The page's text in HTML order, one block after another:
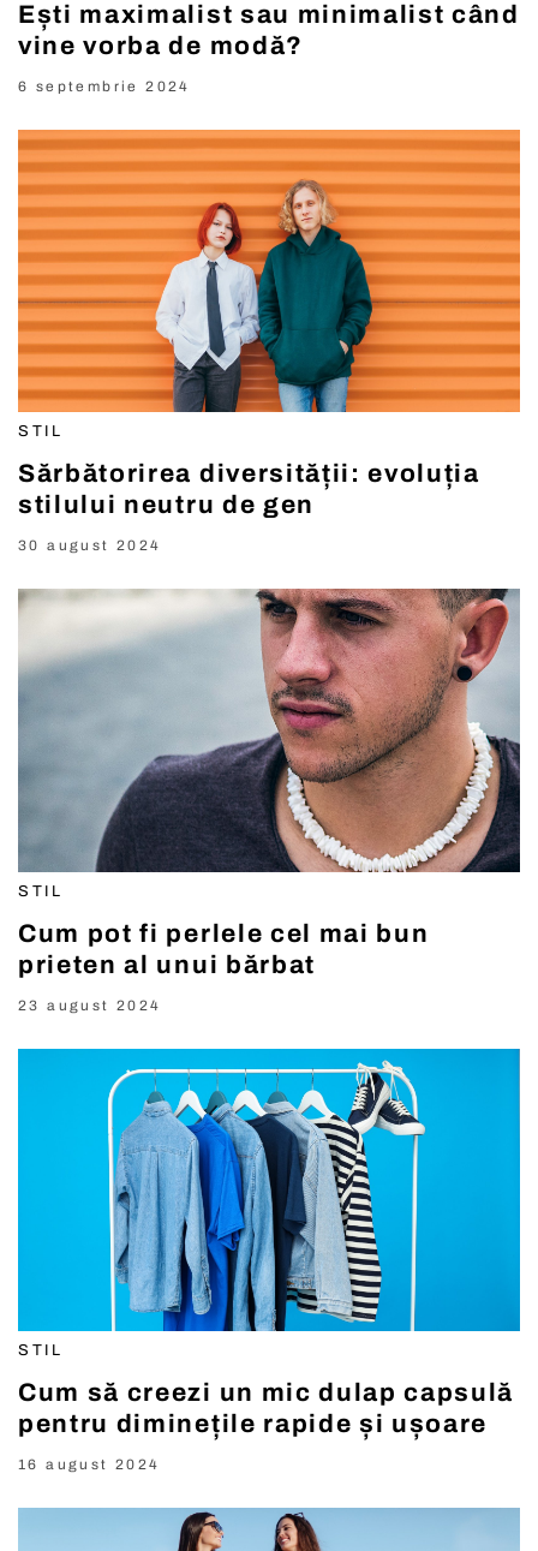
Ești maximalist sau minimalist când
vine vorba de modă?
6 septembrie 2024
STIL
Sărbătorirea diversității: evoluția
stilului neutru de gen
30 august 2024
STIL
Cum pot fi perlele cel mai bun
prieten al unui bărbat
23 august 2024
STIL
Cum să creezi un mic dulap capsulă
pentru diminețile rapide și ușoare
16 august 2024